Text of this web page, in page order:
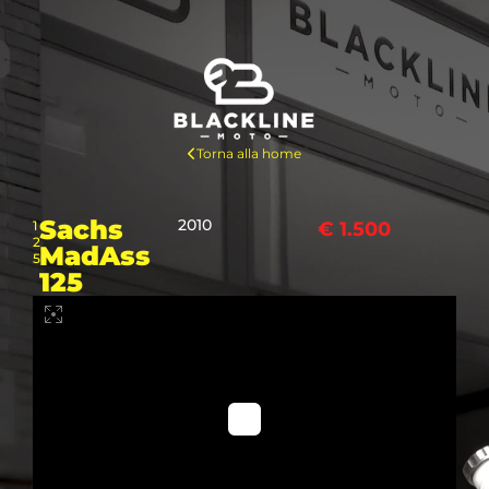
Torna alla home
1
2
5
Sachs
MadAss
125
2010 € 1.500